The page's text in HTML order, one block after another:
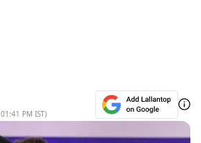
01:41 PM IST)